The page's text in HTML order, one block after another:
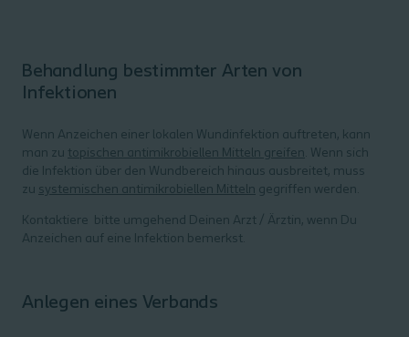
Behandlung bestimmter Arten von
Infektionen
Wenn Anzeichen einer lokalen Wundinfektion auftreten, kann
man zu topischen antimikrobiellen Mitteln greifen . Wenn sich
die Infektion über den Wundbereich hinaus ausbreitet, muss
zu systemischen antimikrobiellen Mitteln gegriffen werden.
Kontaktiere bitte umgehend Deinen Arzt / Ärztin, wenn Du
Anzeichen auf eine Infektion bemerkst.
Anlegen eines Verbands